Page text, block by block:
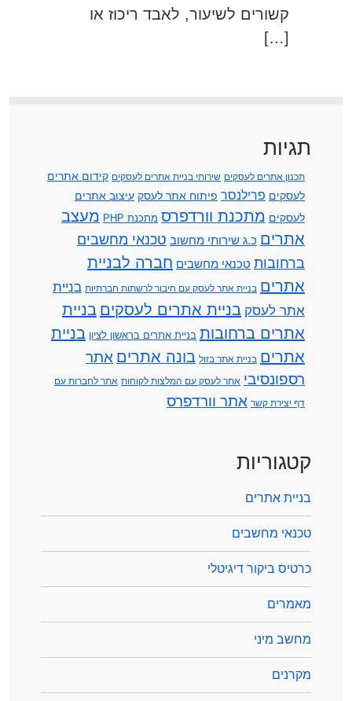
קשורים לשיעור, לאבד ריכוז או
[…]
תגיות
תכנון אתרים לעסקים שירותי בניית אתרים לעסקים קידום אתרים
לעסקים פרילנסר פיתוח אתר לעסק עיצוב אתרים
לעסקים מתכנת וורדפרס מתכנת PHP
מעצב
אתרים כ.ג שירותי מחשוב טכנאי מחשבים
ברחובות טכנאי מחשבים חברה לבניית
אתרים בניית אתר לעסק עם חיבור לרשתות חברתיות בניית
אתר לעסק בניית אתרים לעסקים בניית
אתרים ברחובות בניית אתרים בראשון לציון בניית
אתרים בניית אתר בזול בונה אתרים אתר
רספונסיבי אתר לעסק עם המלצות לקוחות אתר לחברות עם
דף יצירת קשר אתר וורדפרס
קטגוריות
בניית אתרים
טכנאי מחשבים
כרטיס ביקור דיגיטלי
מאמרים
מחשב מיני
מקרנים